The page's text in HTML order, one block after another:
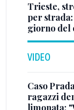
Trieste,
per
giorno del
VIDEO
Caso
ragazzi
limonata: